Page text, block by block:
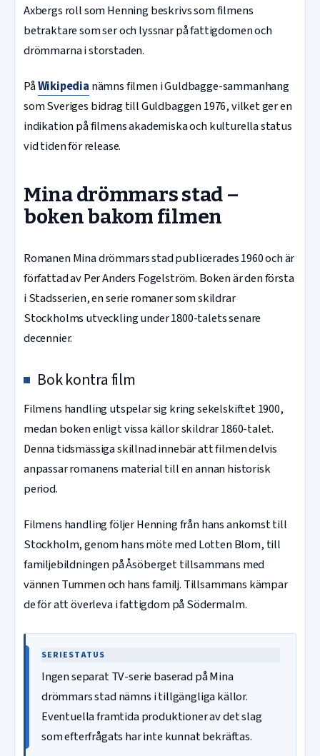
Axbergs roll som Henning beskrivs som filmens
betraktare som ser och lyssnar på fattigdomen och
drömmarna i storstaden.
PåWikipedia nämns filmen i Guldbagge-sammanhang
som Sveriges bidrag till Guldbaggen 1976, vilket ger en
indikation på filmens akademiska och kulturella status
vid tiden för release.
Mina drömmars stad –
boken bakom filmen
Romanen Mina drömmars stad publicerades 1960 och är
författad av Per Anders Fogelström. Boken är den första
i Stadsserien, en serie romaner som skildrar
Stockholms utveckling under 1800-talets senare
decennier.
Bok kontra film
Filmens handling utspelar sig kring sekelskiftet 1900,
medan boken enligt vissa källor skildrar 1860-talet.
Denna tidsmässiga skillnad innebär att filmen delvis
anpassar romanens material till en annan historisk
period.
Filmens handling följer Henning från hans ankomst till
Stockholm, genom hans möte med Lotten Blom, till
familjebildningen på Åsöberget tillsammans med
vännen Tummen och hans familj. Tillsammans kämpar
de för att överleva i fattigdom på Södermalm.
SERIESTATUS
Ingen separat TV-serie baserad på Mina
drömmars stad nämns i tillgängliga källor.
Eventuella framtida produktioner av det slag
som efterfrågats har inte kunnat bekräftas.